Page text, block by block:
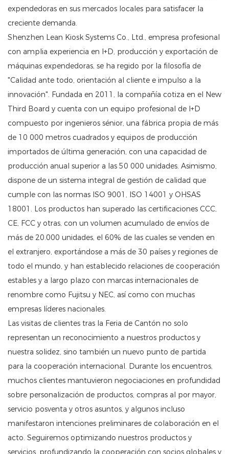
expendedoras en sus mercados locales para satisfacer la
creciente demanda.
Shenzhen Lean Kiosk Systems Co., Ltd., empresa profesional
con amplia experiencia en I+D, producción y exportación de
máquinas expendedoras, se ha regido por la filosofía de
"Calidad ante todo, orientación al cliente e impulso a la
innovación". Fundada en 2011, la compañía cotiza en el New
Third Board y cuenta con un equipo profesional de I+D
compuesto por ingenieros sénior, una fábrica propia de más
de 10 000 metros cuadrados y equipos de producción
importados de última generación, con una capacidad de
producción anual superior a las 50 000 unidades. Asimismo,
dispone de un sistema integral de gestión de calidad que
cumple con las normas ISO 9001, ISO 14001 y OHSAS
18001. Los productos han superado las certificaciones CCC,
CE, FCC y otras, con un volumen acumulado de envíos de
más de 20.000 unidades, el 60% de las cuales se venden en
el extranjero, exportándose a más de 30 países y regiones de
todo el mundo, y han establecido relaciones de cooperación
estables y a largo plazo con marcas internacionales de
renombre como Fujitsu y NEC, así como con muchas
empresas líderes nacionales.
Las visitas de clientes tras la Feria de Cantón no solo
representan un reconocimiento a nuestros productos y
nuestra solidez, sino también un nuevo punto de partida
para la cooperación internacional. Durante los encuentros,
muchos clientes mantuvieron negociaciones en profundidad
sobre personalización de productos, compras al por mayor,
servicio posventa y otros asuntos, y algunos incluso
manifestaron intenciones preliminares de colaboración en el
acto. Seguiremos optimizando nuestros productos y
servicios, profundizando la cooperación con socios globales y